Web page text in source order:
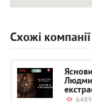
Схожі компанії
6489